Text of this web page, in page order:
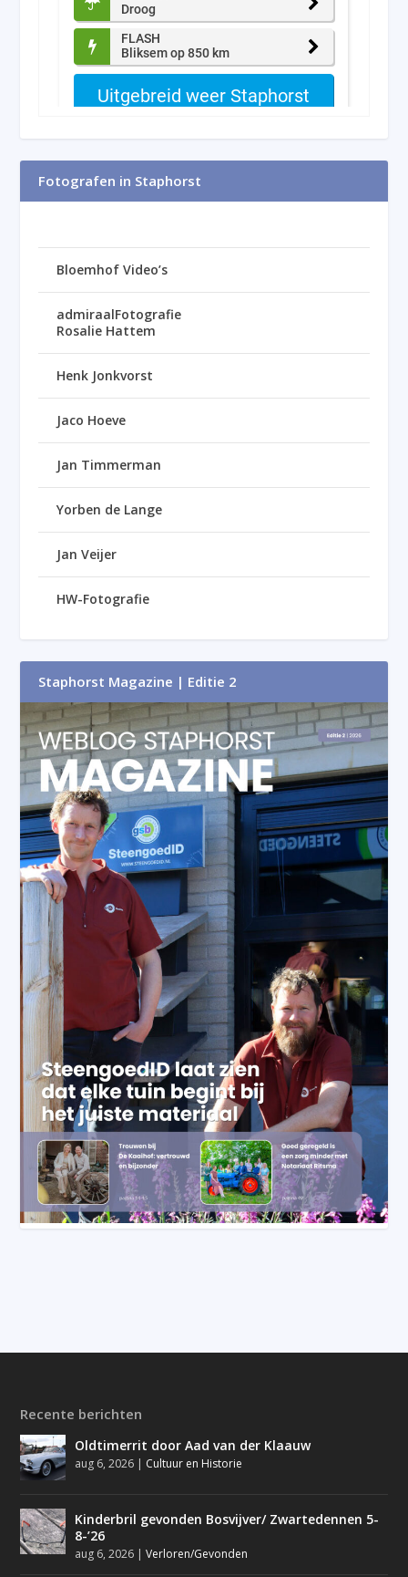
Fotografen in Staphorst
Bloemhof Video’s
admiraalFotografie
Rosalie Hattem
Henk Jonkvorst
Jaco Hoeve
Jan Timmerman
Yorben de Lange
Jan Veijer
HW-Fotografie
Staphorst Magazine | Editie 2
Recente berichten
Oldtimerrit door Aad van der Klaauw
aug 6, 2026 | Cultuur en Historie
Kinderbril gevonden Bosvijver/ Zwartedennen 5-
8-’26
aug 6, 2026 |Verloren/Gevonden